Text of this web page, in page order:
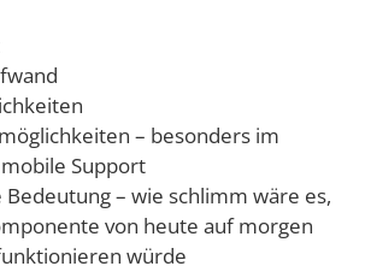
– besonders im
Support
Bedeutung – wie schlimm wäre es,
von heute auf morgen
würde